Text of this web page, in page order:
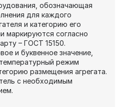
обозначающая
для каждого
и категорию его
маркируются согласно
– ГОСТ 15150.
и буквенное значение,
режим
размещения агрегата.
с необходимым